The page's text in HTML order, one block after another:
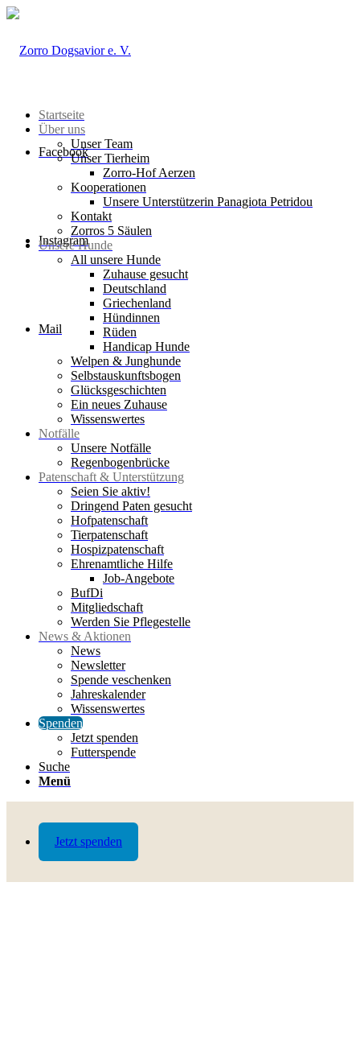
Jetzt spenden
Facebook
Instagram
Mail
Startseite
Über uns
Unser Team
Unser Tierheim
Zorro-Hof Aerzen
Kooperationen
Unsere Unterstützerin Panagiota Petridou
Kontakt
Zorros 5 Säulen
Unsere Hunde
All unsere Hunde
Zuhause gesucht
Deutschland
Griechenland
Hündinnen
Rüden
Handicap Hunde
Welpen & Junghunde
Selbstauskunftsbogen
Glücksgeschichten
Ein neues Zuhause
Wissenswertes
Notfälle
Unsere Notfälle
Regenbogenbrücke
Patenschaft & Unterstützung
Seien Sie aktiv!
Dringend Paten gesucht
Hofpatenschaft
Tierpatenschaft
Hospizpatenschaft
Ehrenamtliche Hilfe
Job-Angebote
BufDi
Mitgliedschaft
Werden Sie Pflegestelle
News & Aktionen
News
Newsletter
Spende veschenken
Jahreskalender
Wissenswertes
Spenden
Jetzt spenden
Futterspende
Suche
Menü